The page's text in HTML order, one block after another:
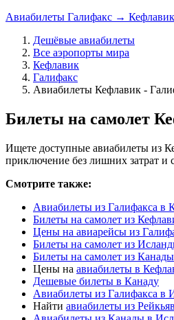
Авиабилеты Галифакс → Кефлавик
Дешёвые авиабилеты
Все аэропорты мира
Кефлавик
Галифакс
Авиабилеты Кефлавик -
Билеты на самолет
Ищете доступные авиабилеты из
приключение без лишних затрат и
Смотрите также:
Авиабилеты из Галифакса в
Билеты на самолет из
Цены на авиарейсы из
Билеты на самолет из
Билеты на самолет из Канады
Цены на авиабилеты в
Дешевые билеты в Канаду
Авиабилеты из Галифакса в
Найти авиабилеты из